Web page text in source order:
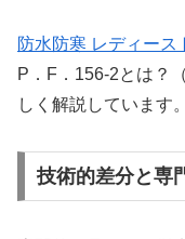
防水防寒 レディース
P．F．156-2とは？
しく解説しています。
技術的差分と専